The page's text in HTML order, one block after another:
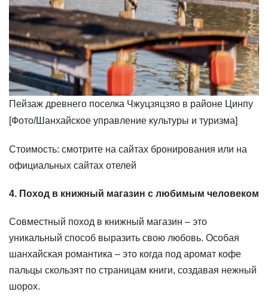
Пейзаж древнего поселка Чжуцзяцзяо в районе Цинпу
[Фото/Шанхайское управление культуры и туризма]
​Стоимость: смотрите на сайтах бронирования или на
официальных сайтах отелей
4. Поход в книжный магазин с любимым человеком
Совместный поход в книжный магазин – это
уникальный способ выразить свою любовь. Особая
шанхайская романтика – это когда под аромат кофе
пальцы скользят по страницам книги, создавая нежный
шорох.